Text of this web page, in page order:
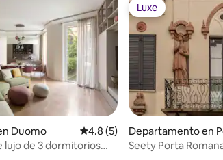
5; 21 evaluaciones
Duomo Calificación promedio: 4.8 de
4.8 (5)
de 3 dormitorios
Luxe
Luxe
Departamento en
na
Seety Porta